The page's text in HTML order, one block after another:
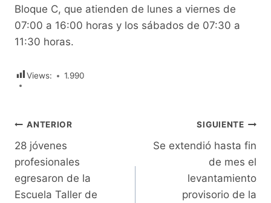
Bloque C, que atienden de lunes a viernes de
07:00 a 16:00 horas y los sábados de 07:30 a
11:30 horas.
Views: 1.990
Navegación
de
entradas
ANTERIOR
28 jóvenes
profesionales
egresaron de la
Escuela Taller de
SIGUIENTE
Se extendió hasta fin
de mes el
levantamiento
provisorio de la